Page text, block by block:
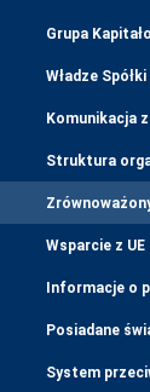
Grupa
Władze Spółki
Komunikacja
Struktura
Wsparcie z UE
Informacje o
Posiadane
System